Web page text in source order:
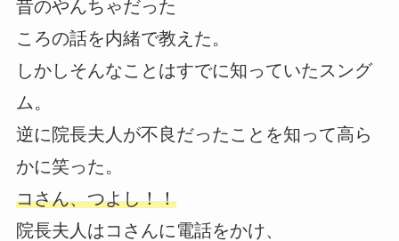
昔のやんちゃだった
ころの話を内緒で教えた。
しかしそんなことはすでに知っていたスング
ム。
逆に院長夫人が不良だったことを知って高ら
かに笑った。
コさん、つよし！！
院長夫人はコさんに電話をかけ、